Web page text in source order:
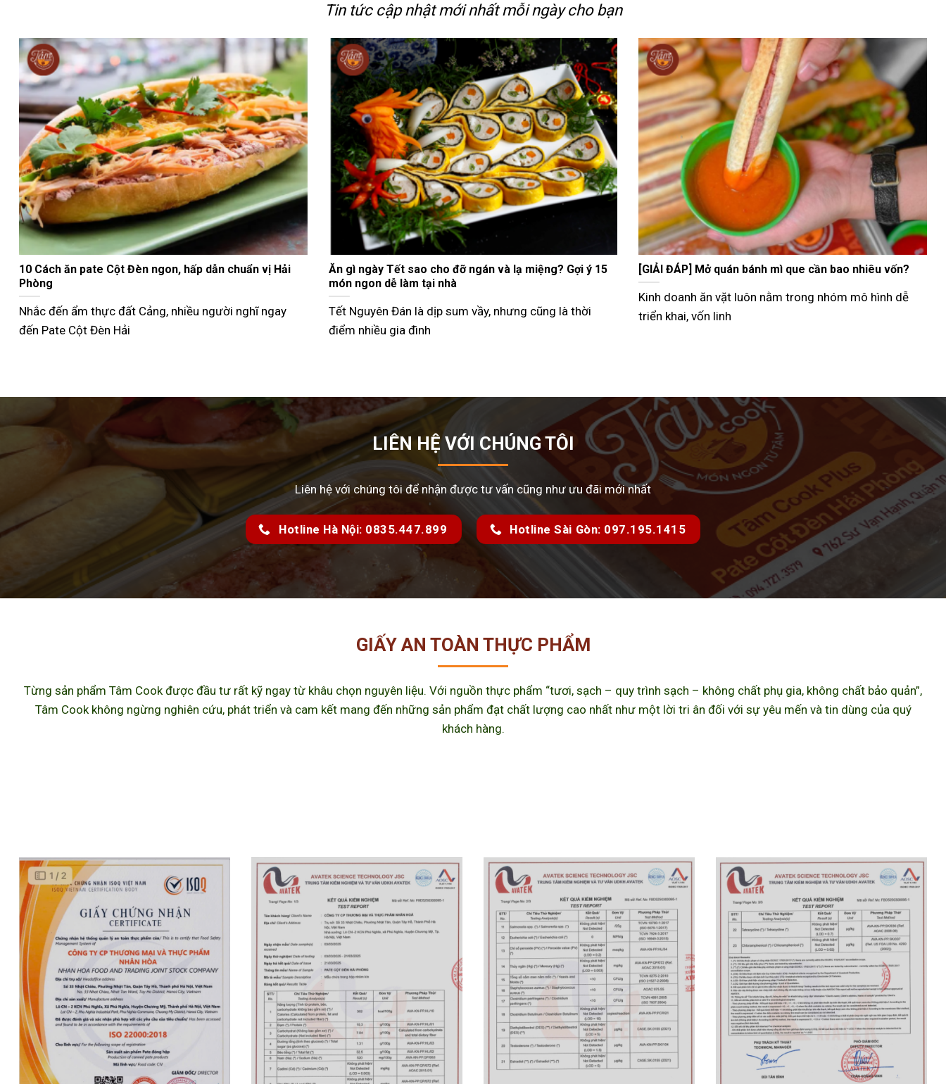
Tin tức cập nhật mới nhấtmỗi ngày cho bạn
Nướng bánh mì que bằng nồi chiên không dầu giòn
ngon như ngoài tiệm
Không phải ai cũng biết cách nướng bánh mì que bằng
nồi chiên không dầu
Gợi ý các món đãi khách ngày Tết đầy đủ 3 miền
Tết Nguyên Đán không chỉ là dịp đoàn viên mà còn là
thời điểm các
Tư vấn bán bánh mì que vỉa hè từ A–Z hiệu quả nhất
Hiện nay, nhiều người lựa chọn mô hình bán bánh mì
que vỉa hè như
LIÊN HỆ VỚI CHÚNG TÔI
Liên hệ với chúng tôi để nhận được tư vấn cũng như ưu đãi mới nhất
Hotline Hà Nội: 0835.447.899 Hotline Sài Gòn: 097.195.1415
GIẤY AN TOÀN THỰC PHẨM
Từng sản phẩm Tâm Cook được đầu tư rất kỹ ngay từ khâu chọn nguyên liệu. Với nguồn thực phẩm “tươi, sạch – quy trình sạch – không chất phụ gia, không chất bảo quản”,
Tâm Cook không ngừng nghiên cứu, phát triển và cam kết mang đến những sản phẩm đạt chất lượng cao nhất như một lời tri ân đối với sự yêu mến và tin dùng của quý
khách hàng.